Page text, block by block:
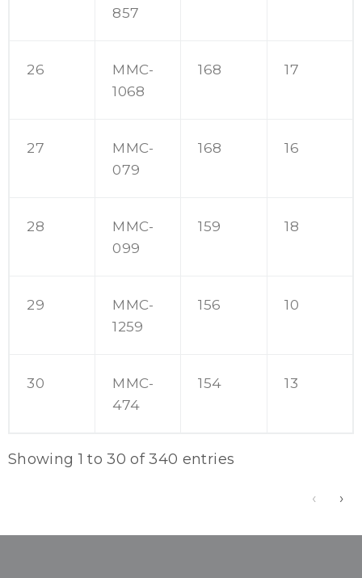
857
26
MMC-
1068
168 17
27
MMC-
079
168 16
28
MMC-
099
159 18
29
MMC-
1259
156 10
30
MMC-
474
154 13
Showing 1 to 30 of 340 entries
‹ ›